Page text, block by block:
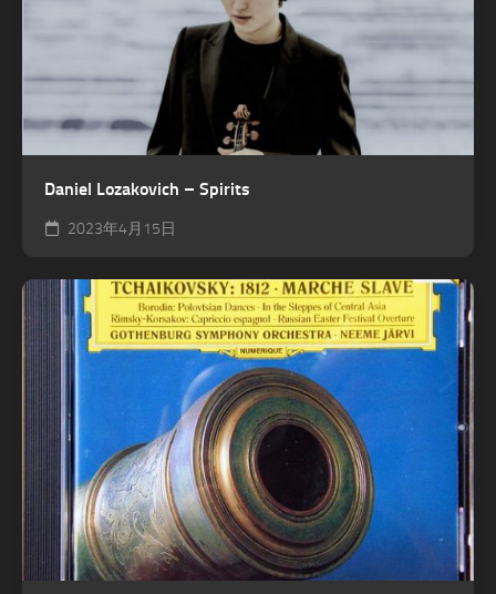
Daniel Lozakovich – Spirits
2023年4月15日